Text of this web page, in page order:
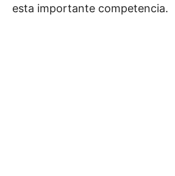
esta importante competencia.